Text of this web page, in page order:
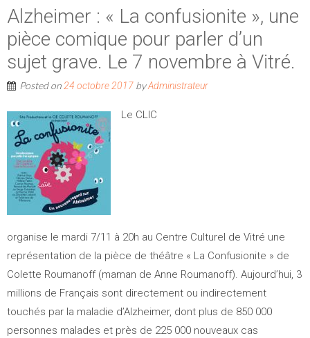
Alzheimer : « La confusionite », une
pièce comique pour parler d’un
sujet grave. Le 7 novembre à Vitré.
Posted on24 octobre 2017 byAdministrateur
Le CLIC
organise le mardi 7/11 à 20h au Centre Culturel de Vitré une
représentation de la pièce de théâtre « La Confusionite » de
Colette Roumanoff (maman de Anne Roumanoff). Aujourd’hui, 3
millions de Français sont directement ou indirectement
touchés par la maladie d’Alzheimer, dont plus de 850 000
personnes malades et près de 225 000 nouveaux cas